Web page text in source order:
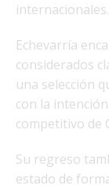
internacionales.
Echevarría
considerados
una selección
con la
competitivo de
Su regreso
estado de